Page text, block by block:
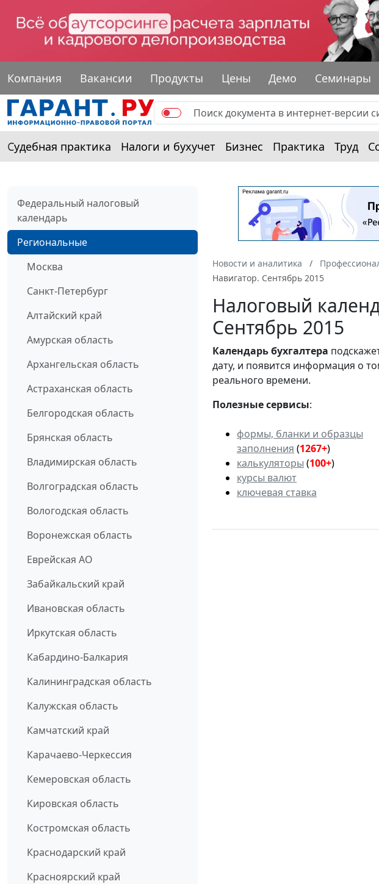
Компания Вакансии Продукты Цены Демо Семинары
Судебная практика Налоги и бухучет Бизнес Практика Труд
Федеральный налоговый
календарь
Региональные
Москва
Санкт-Петербург
Алтайский край
Амурская область
Архангельская область
Астраханская область
Белгородская область
Брянская область
Владимирская область
Волгоградская область
Вологодская область
Воронежская область
Еврейская АО
Забайкальский край
Ивановская область
Иркутская область
Кабардино-Балкария
Калининградская область
Калужская область
Камчатский край
Карачаево-Черкессия
Кемеровская область
Кировская область
Костромская область
Краснодарский край
Красноярский край
Новости и аналитика
Навигатор. Сентябрь 2015
Налоговый
Сентябрь 2015
Календарьбухгалтера
дату, и появится информация о
реального времени.
Полезные сервисы:
формы, бланки и образцы
заполнения (1267+)
калькуляторы (100+)
курсы валют
ключевая ставка